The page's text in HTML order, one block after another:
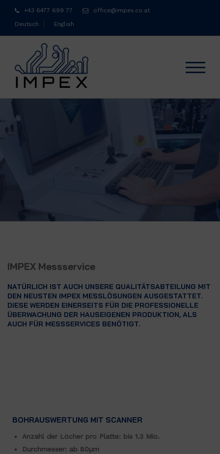
content
+43 6477 699 77
office@impex.co.at
Deutsch
English
IMPEX Messservice
NATÜRLICH IST AUCH UNSERE QUALITÄTSABTEILUNG MIT
DEN NEUSTEN IMPEX MESSLÖSUNGEN AUSGESTATTET.
DIESE WERDEN EINERSEITS FÜR DIE PROFESSIONELLE
ÜBERWACHUNG DER HAUSEIGENEN PRODUKTION, ALS
AUCH FÜR MESSSERVICES BENÖTIGT.
BOHRAUSWERTUNG MIT SCANNER
Anzahl der Löcher pro Platte: bis 1.3 Mio.
Durchmesser: ab 80µm